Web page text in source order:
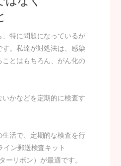
特に問題になっているが
す。私達が対処法は、感染
ことはもちろん、がん化の
かなどを定期的に検査す
活で、定期的な検査を行
イン郵送検査キット
ーリボン）が最適です。